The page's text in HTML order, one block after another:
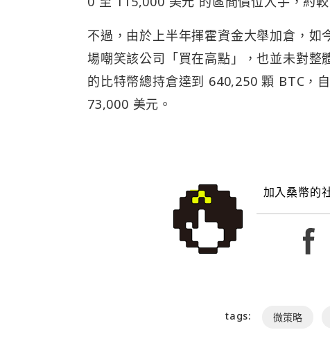
不過，由於上半年揮霍資金大舉加倉，
場嘲笑該公司「買在高點」，也並未對
的比特幣總持倉達到 640,250 顆 BTC，
73,000 美元。
加入桑幣的
tags: 微策略